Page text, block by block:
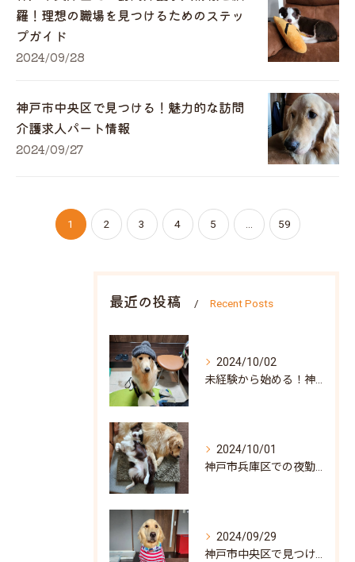
羅！理想の職場を見つけるためのステッ
プガイド
2024/09/28
神戸市中央区で見つける！魅力的な訪問
介護求人パート情報
2024/09/27
1 2 3 4 5 59
最近の投稿 Recent Posts
2024/10/02
2024/10/01
2024/09/29